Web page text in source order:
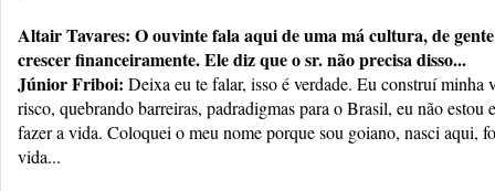
Altair Tavares: O ouvinte fala aqui de uma má cultura, de
crescer financeiramente. Ele diz que o sr. não precisa disso...
Júnior Friboi: Deixa eu te falar, isso é verdade. Eu construí minha
risco, quebrando barreiras, padradigmas para o Brasil, eu não estou
fazer a vida. Coloquei o meu nome porque sou goiano, nasci aqui,
vida...